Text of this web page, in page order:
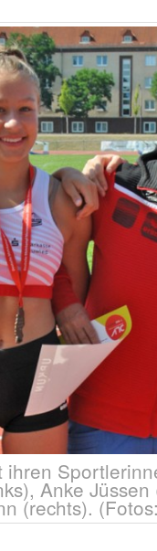
ihren
Anke
(rechts).